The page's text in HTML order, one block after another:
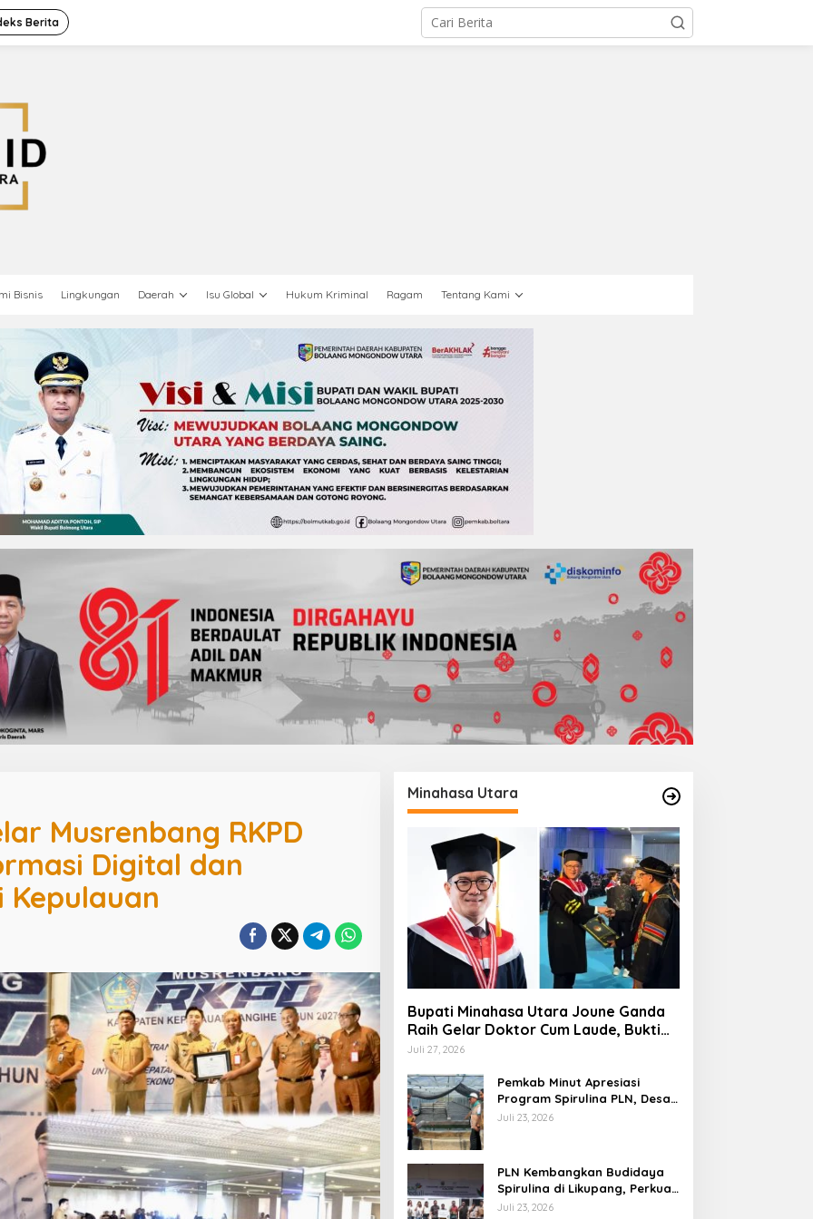
Berita
Bisnis Lingkungan Daerah Isu Global Hukum Kriminal Ragam Tentang Kami
Musrenbang RKPD
Digital dan
Kepulauan
Minahasa Utara
Bupati Minahasa Utara Joune Ganda
Raih Gelar Doktor Cum Laude, Bukti
Komitmen Tingkatkan Kualitas
Juli 27, 2026
Pemkab Minut Apresiasi
Program Spirulina PLN, Desa
Tarabitan Disiapkan Jadi
Juli 23, 2026
PLN Kembangkan Budidaya
Spirulina di Likupang, Perkuat
Ketahanan Pangan dan
Juli 23, 2026